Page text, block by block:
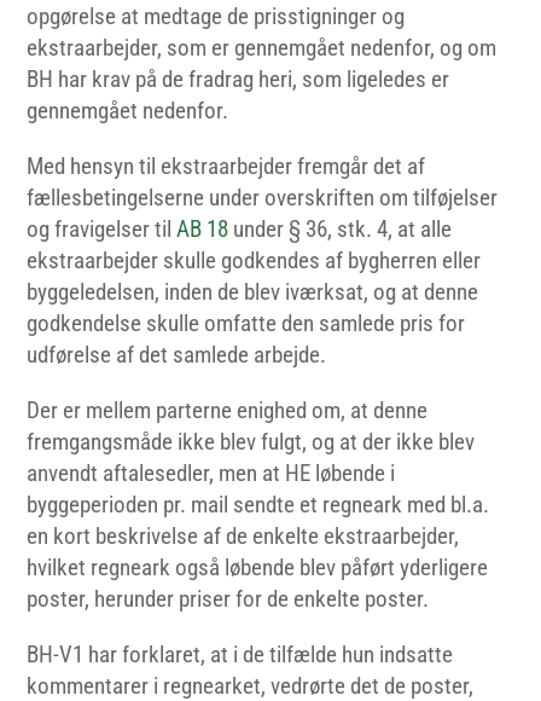
opgørelse at medtage de prisstigninger og
ekstraarbejder, som er gennemgået nedenfor, og om
BH har krav på de fradrag heri, som ligeledes er
gennemgået nedenfor.
Med hensyn til ekstraarbejder fremgår det af
fællesbetingelserne under overskriften om tilføjelser
og fravigelser tilAB 18 under § 36, stk. 4, at alle
ekstraarbejder skulle godkendes af bygherren eller
byggeledelsen, inden de blev iværksat, og at denne
godkendelse skulle omfatte den samlede pris for
udførelse af det samlede arbejde.
Der er mellem parterne enighed om, at denne
fremgangsmåde ikke blev fulgt, og at der ikke blev
anvendt aftalesedler, men at HE løbende i
byggeperioden pr. mail sendte et regneark med bl.a.
en kort beskrivelse af de enkelte ekstraarbejder,
hvilket regneark også løbende blev påført yderligere
poster, herunder priser for de enkelte poster.
BH-V1 har forklaret, at i de tilfælde hun indsatte
kommentarer i regnearket, vedrørte det de poster,